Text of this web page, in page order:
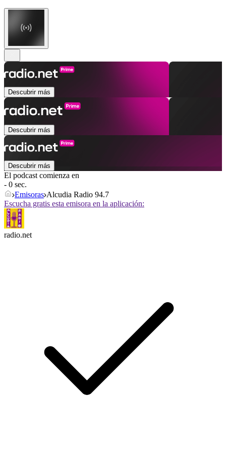
Descubrir más
Descubrir más
Descubrir más
El podcast comienza en
- 0 sec.
Emisoras Alcudia Radio 94.7
Escucha gratis esta emisora en la aplicación:
radio.net